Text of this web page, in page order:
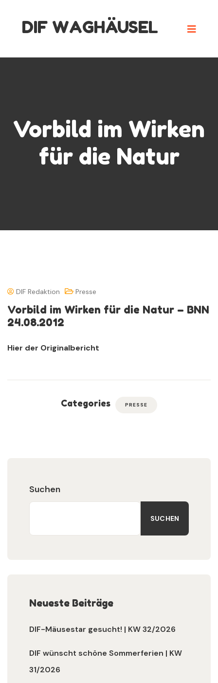
DIF WAGHÄUSEL
Vorbild im Wirken
für die Natur
DIF Redaktion Presse
Vorbild im Wirken für die Natur – BNN
24.08.2012
Hier der Originalbericht
Categories PRESSE
Suchen
SUCHEN
Neueste Beiträge
DIF-Mäusestar gesucht! | KW 32/2026
DIF wünscht schöne Sommerferien | KW
31/2026